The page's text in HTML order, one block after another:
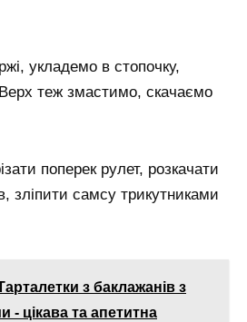
укладемо в стопочку,
теж змастимо, скачаємо
поперек рулет, розкачати
зліпити самсу трикутниками
з баклажанів з
- цікава та апетитна